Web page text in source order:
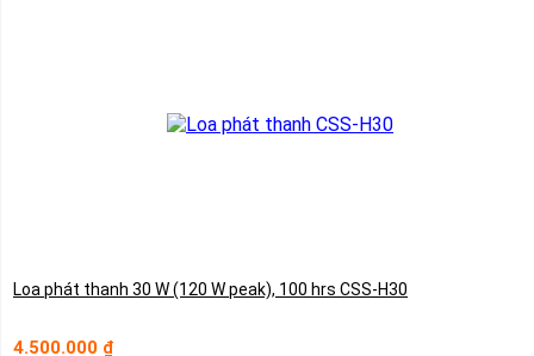
Loa phát thanh 30 W (120 W peak), 100 hrs CSS-H30
4.500.000 ₫